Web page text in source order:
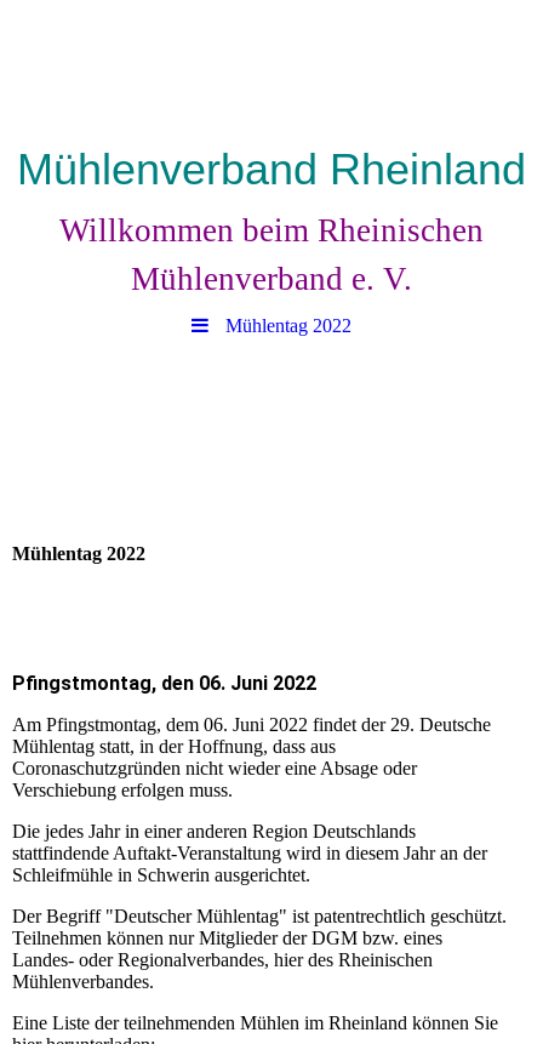
Mühlenverband Rheinland
Willkommen beim Rheinischen
Mühlenverband e. V.
Mühlentag 2022
Mühlentag 2022
Pfingstmontag, den 06. Juni 2022
Am Pfingstmontag, dem 06. Juni 2022 findet der 29. Deutsche
Mühlentag statt, in der Hoffnung, dass aus
Coronaschutzgründen nicht wieder eine Absage oder
Verschiebung erfolgen muss.
Die jedes Jahr in einer anderen Region Deutschlands
stattfindende Auftakt-Veranstaltung wird in diesem Jahr an der
Schleifmühle in Schwerin ausgerichtet.
Der Begriff "Deutscher Mühlentag" ist patentrechtlich geschützt.
Teilnehmen können nur Mitglieder der DGM bzw. eines
Landes- oder Regionalverbandes, hier des Rheinischen
Mühlenverbandes.
Eine Liste der teilnehmenden Mühlen im Rheinland können Sie